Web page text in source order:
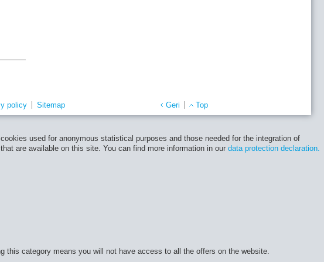
policy Sitemap Geri Top
used for anonymous statistical purposes and those needed for the integration of
are available on this site. You can find more information in our data protection declaration.
category means you will not have access to all the offers on the website.